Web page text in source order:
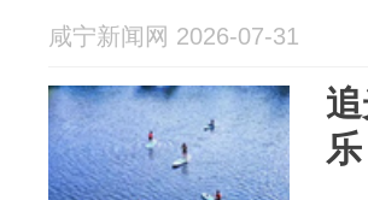
咸宁新闻网 2026-07-31